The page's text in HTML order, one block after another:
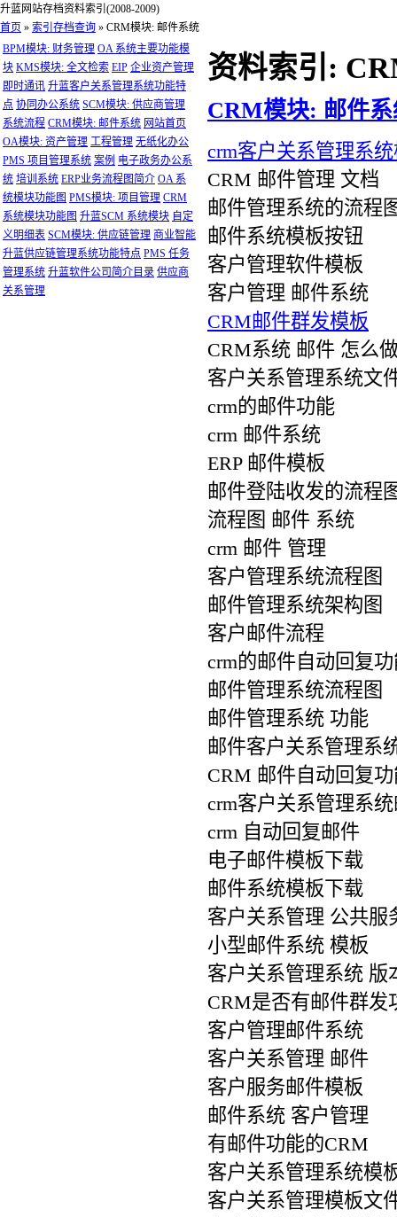
升蓝网站存档资料索引(2008-2009)
首页 » 索引存档查询 » CRM模块: 邮件系统
BPM模块: 财务管理 OA 系统主要功能模
块 KMS模块: 全文检索 EIP 企业资产管理
即时通讯 升蓝客户关系管理系统功能特
点 协同办公系统 SCM模块: 供应商管理
系统流程 CRM模块: 邮件系统 网站首页
OA模块: 资产管理 工程管理 无纸化办公
PMS 项目管理系统 案例 电子政务办公系
统 培训系统 ERP业务流程图简介 OA 系
统模块功能图 PMS模块: 项目管理 CRM
系统模块功能图 升蓝SCM 系统模块 自定
义明细表 SCM模块: 供应链管理 商业智能
升蓝供应链管理系统功能特点 PMS 任务
管理系统 升蓝软件公司简介目录 供应商
关系管理
资料索引:
CRM模块: 邮件系
crm客户关系管理系
CRM 邮件管理 文档
邮件管理系统的流程
邮件系统模板按钮
客户管理软件模板
客户管理 邮件系统
CRM邮件群发模板
CRM系统 邮件 怎么
客户关系管理系统文
crm的邮件功能
crm 邮件系统
ERP 邮件模板
邮件登陆收发的流程
流程图 邮件 系统
crm 邮件 管理
客户管理系统流程图
邮件管理系统架构图
客户邮件流程
crm的邮件自动回复
邮件管理系统流程图
邮件管理系统 功能
邮件客户关系管理系
CRM 邮件自动回复
crm客户关系管理系
crm 自动回复邮件
电子邮件模板下载
邮件系统模板下载
客户关系管理 公共服
小型邮件系统 模板
客户关系管理系统 版
CRM是否有邮件群发
客户管理邮件系统
客户关系管理 邮件
客户服务邮件模板
邮件系统 客户管理
有邮件功能的CRM
客户关系管理系统模
客户关系管理模板文